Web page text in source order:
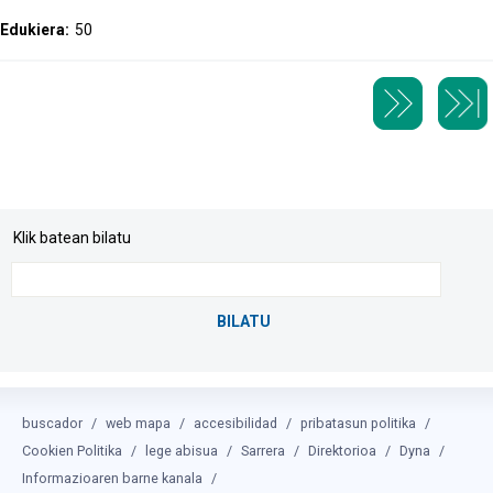
Edukiera: 50
Klik batean bilatu
buscador web mapa accesibilidad
pribatasun politika
Cookien Politika
lege abisua Sarrera Direktorioa
Dyna
Informazioaren barne kanala